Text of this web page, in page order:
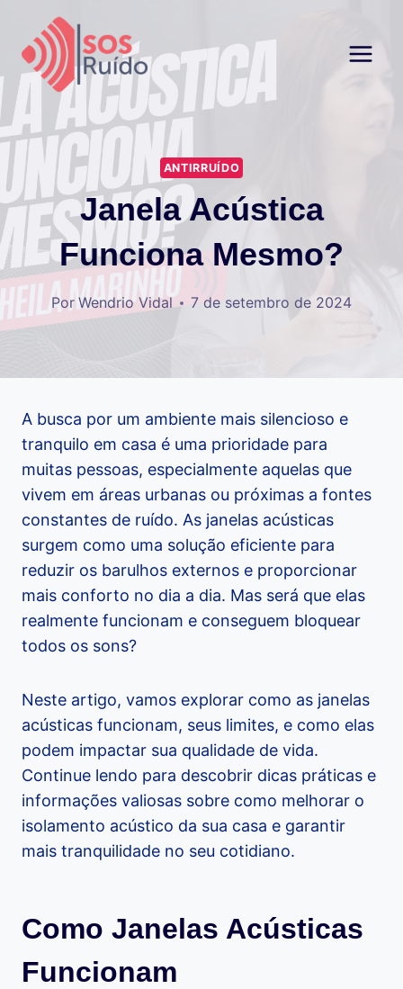
Conteúdo
ANTIRRUÍDO
Janela Acústica
Funciona Mesmo?
Por Wendrio Vidal 7 de setembro de 2024
A busca por um ambiente mais silencioso e
tranquilo em casa é uma prioridade para
muitas pessoas, especialmente aquelas que
vivem em áreas urbanas ou próximas a fontes
constantes de ruído. As janelas acústicas
surgem como uma solução eficiente para
reduzir os barulhos externos e proporcionar
mais conforto no dia a dia. Mas será que elas
realmente funcionam e conseguem bloquear
todos os sons?
Neste artigo, vamos explorar como as janelas
acústicas funcionam, seus limites, e como elas
podem impactar sua qualidade de vida.
Continue lendo para descobrir dicas práticas e
informações valiosas sobre como melhorar o
isolamento acústico da sua casa e garantir
mais tranquilidade no seu cotidiano.
Como Janelas Acústicas
Funcionam